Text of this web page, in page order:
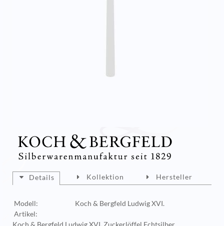
Details
Modell:
Koch & Bergfeld Ludwig XVI.
Artikel:
Kollektion Hersteller